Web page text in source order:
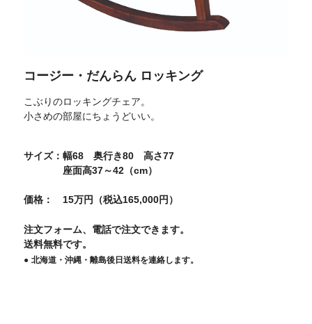
コージー・だんらん ロッキング
こぶりのロッキングチェア。
小さめの部屋にちょうどいい。
サイズ
幅68 奥行き80 高さ77
座面高37～42（cm）
価格 15万円（税込165,000円）
注文フォーム、電話で注文できます。
送料無料です。
北海道・沖縄・離島後日送料を連絡します。